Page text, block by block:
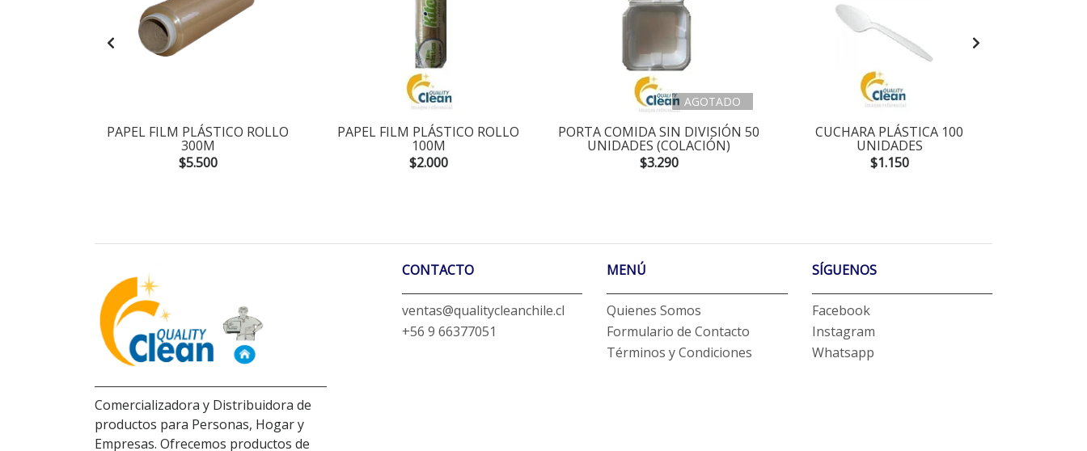
PAPEL FILM PLÁSTICO ROLLO
300M
$5.500
PAPEL FILM PLÁSTICO ROLLO
100M
$2.000
AGOTADO
PORTA COMIDA SIN DIVISIÓN 50
UNIDADES (COLACIÓN)
$3.290
CUCHARA PLÁSTICA 100
UNIDADES
$1.150
Comercializadora y Distribuidora de
productos para Personas, Hogar y
Empresas. Ofrecemos productos de
CONTACTO
ventas@qualitycleanchile.cl
+56 9 66377051
MENÚ
Quienes Somos
Formulario de Contacto
Términos y Condiciones
SÍGUENOS
Facebook
Instagram
Whatsapp